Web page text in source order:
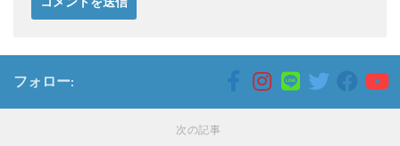
フォロー:
次の記事